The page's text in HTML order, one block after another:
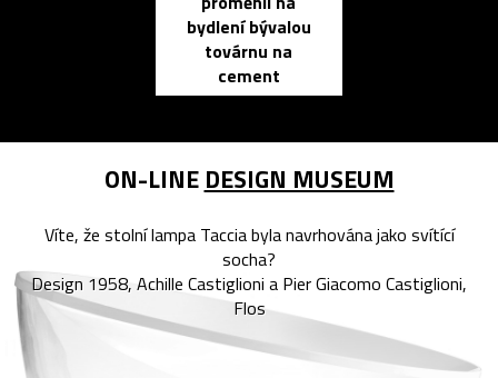
bydlení bývalou
továrnu na
cement
ON-LINE DESIGN MUSEUM
Víte, že stolní lampa Taccia byla navrhována jako svítící
socha?
Design 1958, Achille Castiglioni a Pier Giacomo Castiglioni,
Flos